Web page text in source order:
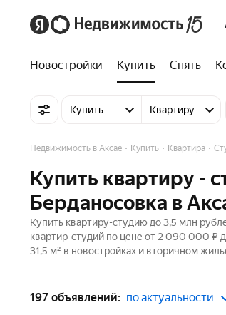
Новостройки Купить Снять
Купить Квартиру
Недвижимость в Аксае Купить Квартира
Купить квартиру -
Берданосовка в
Купить квартиру-студию до 3,5 млн
квартир-студий по цене от 2 090 000 ₽
31,5 м² в новостройках и вторичном
197 объявлений: по актуальности